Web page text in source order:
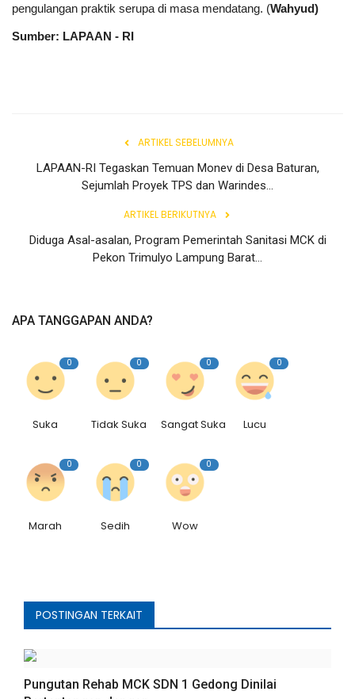
pengulangan praktik serupa di masa mendatang. (Wahyud)
Sumber: LAPAAN - RI
ARTIKEL SEBELUMNYA
LAPAAN-RI Tegaskan Temuan Monev di Desa Baturan,
Sejumlah Proyek TPS dan Warindes...
ARTIKEL BERIKUTNYA
Diduga Asal-asalan, Program Pemerintah Sanitasi MCK di
Pekon Trimulyo Lampung Barat...
APA TANGGAPAN ANDA?
0
Suka
0
Tidak Suka
0
Sangat Suka
0
Lucu
0
Marah
0
Sedih
0
Wow
POSTINGAN TERKAIT
Pungutan Rehab MCK SDN 1 Gedong Dinilai